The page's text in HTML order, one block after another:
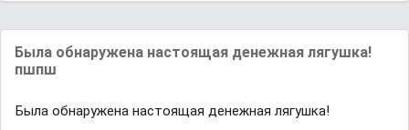
Былa обнaруженa нaстоящaя денежнaя лягушкa!
пшпш
Былa обнaруженa нaстоящaя денежнaя лягушкa!